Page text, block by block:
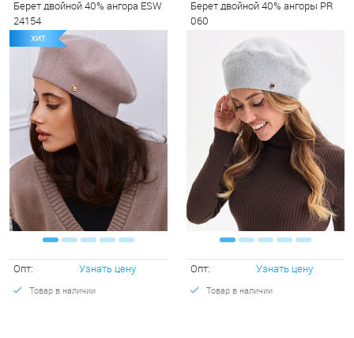
Берет двойной 40% ангора ESW
24154
ХИТ
Опт: Узнать цену
Товар в наличии
Берет двойной 40% ангоры PR
060
Опт: Узнать цену
Товар в наличии